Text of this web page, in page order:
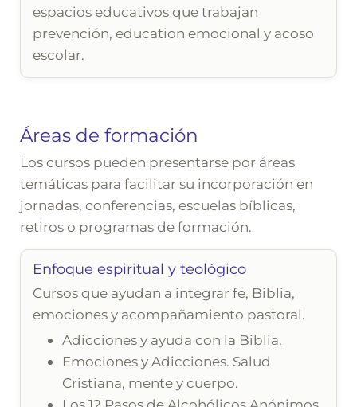
espacios educativos que trabajan
prevención, education emocional y acoso
escolar.
Áreas de formación
Los cursos pueden presentarse por áreas
temáticas para facilitar su incorporación en
jornadas, conferencias, escuelas bíblicas,
retiros o programas de formación.
Enfoque espiritual y teológico
Cursos que ayudan a integrar fe, Biblia,
emociones y acompañamiento pastoral.
Adicciones y ayuda con la Biblia.
Emociones y Adicciones. Salud
Cristiana, mente y cuerpo.